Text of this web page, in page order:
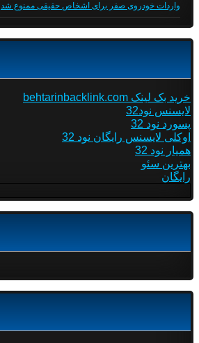
واردات خودروی صفر برای اشخاص حقیقی ممنوع شد
خرید بک لینک behtarinbacklink.com
لایسنس نود32
پسورد نود 32
اوکلی لایسنس رایگان نود 32
همیار نود 32
بهترین سئو
رایگان